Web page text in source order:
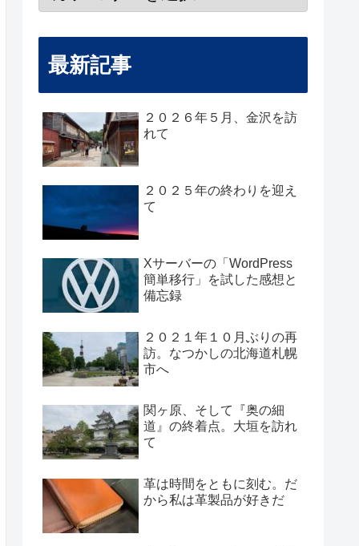
最新記事
２０２６年５月、金沢を訪
れて
２０２５年の終わりを迎え
て
Xサーバーの「WordPress
簡単移行」を試した感想と
備忘録
２０２１年１０月ぶりの再
訪。なつかしの北海道札幌
市へ
関ヶ原、そして『奥の細
道』の終着点。大垣を訪れ
て
革は時間をともに刻む。だ
から私は革製品が好きだ